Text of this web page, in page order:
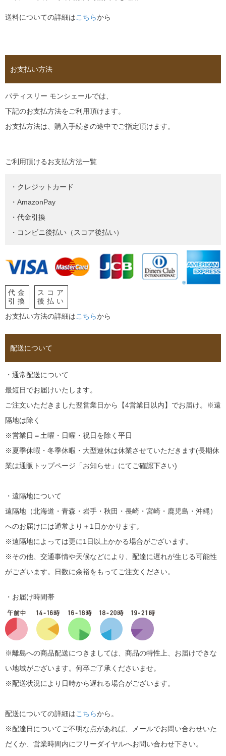
送料についての詳細はこちらから
お支払い方法
パティスリー モンシェールでは、
下記のお支払方法をご利用頂けます。
お支払方法は、購入手続きの途中でご指定頂けます。
ご利用頂けるお支払方法一覧
・クレジットカード
・AmazonPay
・代金引換
・コンビニ後払い（スコア後払い）
代金
引換
スコア
後払い
お支払い方法の詳細はこちらから
配送について
・通常配送について
最短日でお届けいたします。
ご注文いただきました翌営業日から【4営業日以内】でお届け。※遠
隔地は除く
※営業日＝土曜・日曜・祝日を除く平日
※夏季休暇・冬季休暇・大型連休は休業させていただきます(長期休
業は通販トップページ「お知らせ」にてご確認下さい)
・遠隔地について
遠隔地（北海道・青森・岩手・秋田・長崎・宮崎・鹿児島・沖縄）
へのお届けには通常より＋1日かかります。
※遠隔地によっては更に1日以上かかる場合がございます。
※その他、交通事情や天候などにより、配達に遅れが生じる可能性
がございます。日数に余裕をもってご注文ください。
・お届け時間帯
※離島への商品配送につきましては、商品の特性上、お届けできな
い地域がございます。何卒ご了承くださいませ。
※配送状況により日時から遅れる場合がございます。
配送についての詳細はこちらから。
※配達日についてご不明な点があれば、メールでお問い合わせいた
だくか、営業時間内にフリーダイヤルへお問い合わせ下さい。